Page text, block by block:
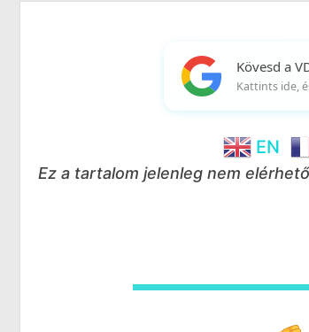
Kövesd a
Kattints ide,
EN
Ez a tartalom jelenleg nem